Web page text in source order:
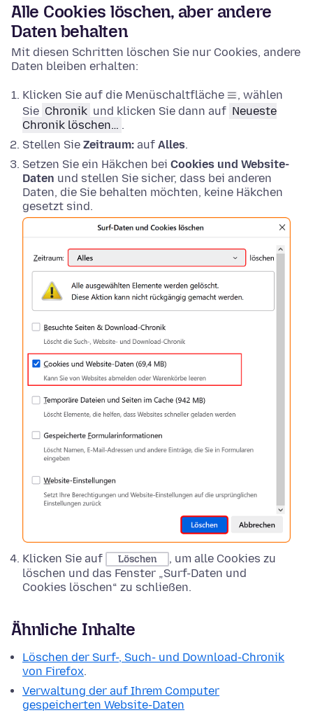
Alle Cookies löschen, aber andere
Daten behalten
Mit diesen Schritten löschen Sie nur Cookies, andere
Daten bleiben erhalten:
Klicken Sie auf die Menüschaltfläche
, wählen
Sie Chronik und klicken Sie dann auf Neueste
Chronik löschen… .
Stellen Sie Zeitraum: auf Alles.
Setzen Sie ein Häkchen bei Cookies und Website-
Daten und stellen Sie sicher, dass bei anderen
Daten, die Sie behalten möchten, keine Häkchen
gesetzt sind.
Klicken Sie auf Löschen
, um alle Cookies zu
löschen und das Fenster „Surf-Daten und
Cookies löschen“ zu schließen.
Ähnliche Inhalte
Löschen der Surf-, Such- und Download-Chronik
von Firefox.
Verwaltung der auf Ihrem Computer
gespeicherten Website-Daten